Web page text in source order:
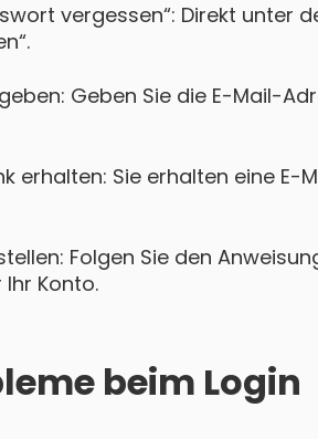
vergessen“: Direkt unter
Geben Sie die E-Mail-
erhalten: Sie erhalten eine E-
Folgen Sie den
Konto.
beim Login